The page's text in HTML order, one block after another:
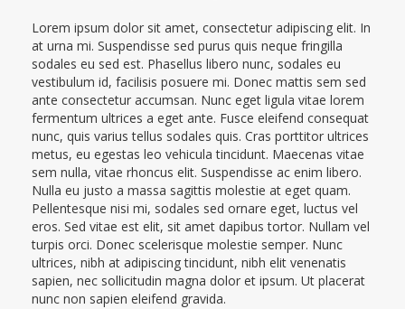
Lorem ipsum dolor sit amet, consectetur adipiscing elit. In
at urna mi. Suspendisse sed purus quis neque fringilla
sodales eu sed est. Phasellus libero nunc, sodales eu
vestibulum id, facilisis posuere mi. Donec mattis sem sed
ante consectetur accumsan. Nunc eget ligula vitae lorem
fermentum ultrices a eget ante. Fusce eleifend consequat
nunc, quis varius tellus sodales quis. Cras porttitor ultrices
metus, eu egestas leo vehicula tincidunt. Maecenas vitae
sem nulla, vitae rhoncus elit. Suspendisse ac enim libero.
Nulla eu justo a massa sagittis molestie at eget quam.
Pellentesque nisi mi, sodales sed ornare eget, luctus vel
eros. Sed vitae est elit, sit amet dapibus tortor. Nullam vel
turpis orci. Donec scelerisque molestie semper. Nunc
ultrices, nibh at adipiscing tincidunt, nibh elit venenatis
sapien, nec sollicitudin magna dolor et ipsum. Ut placerat
nunc non sapien eleifend gravida.